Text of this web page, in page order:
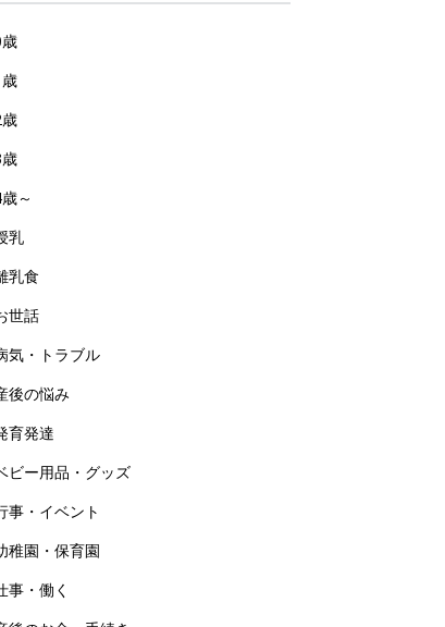
～
乳
乳食
世話
気・トラブル
後の悩み
育発達
ビー用品・グッズ
事・イベント
稚園・保育園
事・働く